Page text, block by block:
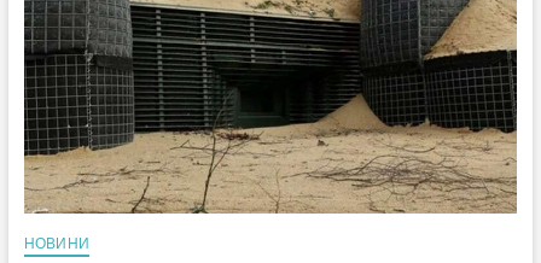
логістичний
хаб
окупантів,
а
під
Новоросійськом
два
кораблі
—
«Мадяр»
НОВИНИ